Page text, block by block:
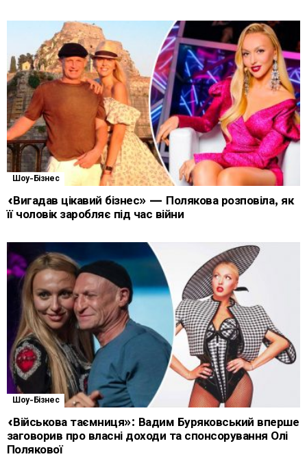
Шоу-Бізнес
«Вигадав цікавий бізнес» — Полякова розповіла, як
її чоловік заробляє під час війни
Шоу-Бізнес
«Військова таємниця»: Вадим Буряковський вперше
заговорив про власні доходи та спонсорування Олі
Полякової